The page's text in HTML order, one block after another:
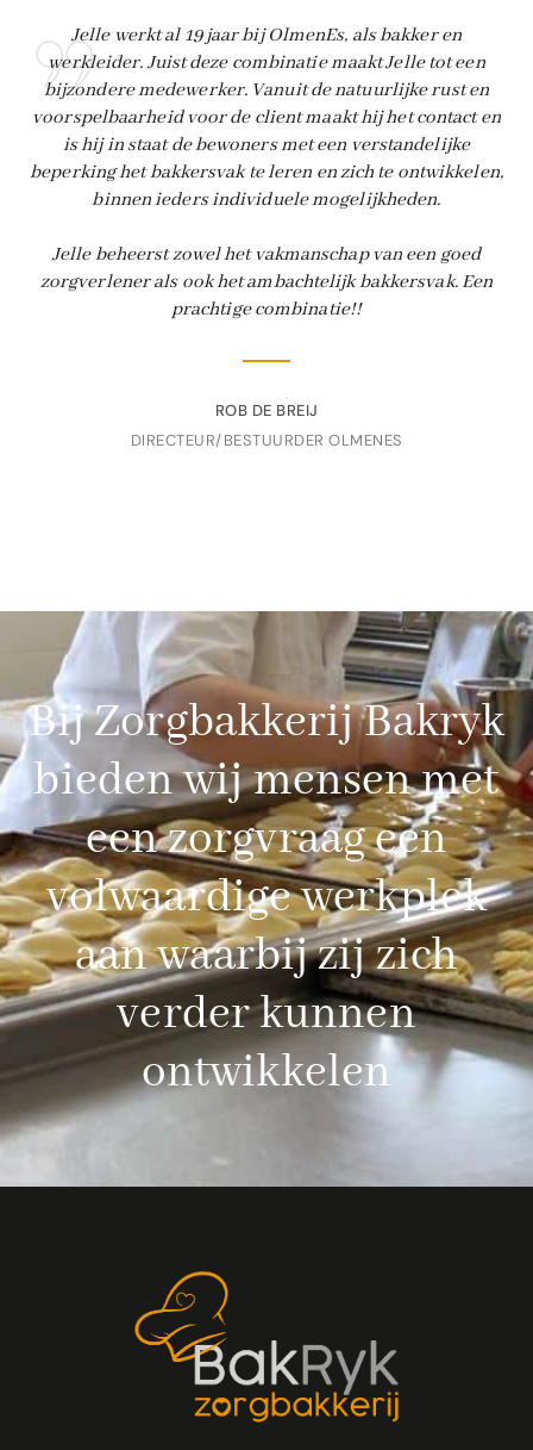
Jelle werkt al 19 jaar bij OlmenEs, als bakker en
werkleider. Juist deze combinatie maakt Jelle tot een
bijzondere medewerker. Vanuit de natuurlijke rust en
voorspelbaarheid voor de client maakt hij het contact en
is hij in staat de bewoners met een verstandelijke
beperking het bakkersvak te leren en zich te ontwikkelen,
binnen ieders individuele mogelijkheden.
Jelle beheerst zowel het vakmanschap van een goed
zorgverlener als ook het ambachtelijk bakkersvak. Een
prachtige combinatie!!
ROB DE BREIJ
DIRECTEUR/BESTUURDER OLMENES
Bij Zorgbakkerij Bakryk
bieden wij mensen met
een zorgvraag een
volwaardige werkplek
aan waarbij zij zich
verder kunnen
ontwikkelen